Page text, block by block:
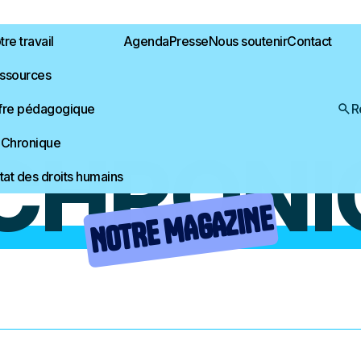
travail
pédagogique
des droits humains
AgendaPresseNous soutenirContact
NOTRE MAGAZINE